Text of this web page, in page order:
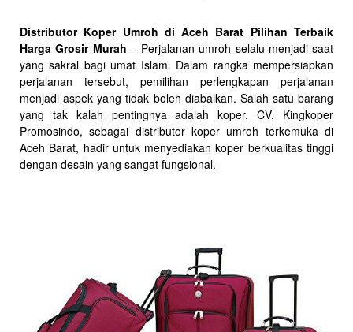
Distributor Koper Umroh di Aceh Barat Pilihan Terbaik
Harga Grosir Murah – Perjalanan umroh selalu menjadi saat
yang sakral bagi umat Islam. Dalam rangka mempersiapkan
perjalanan tersebut, pemilihan perlengkapan perjalanan
menjadi aspek yang tidak boleh diabaikan. Salah satu barang
yang tak kalah pentingnya adalah koper. CV. Kingkoper
Promosindo, sebagai distributor koper umroh terkemuka di
Aceh Barat, hadir untuk menyediakan koper berkualitas tinggi
dengan desain yang sangat fungsional.